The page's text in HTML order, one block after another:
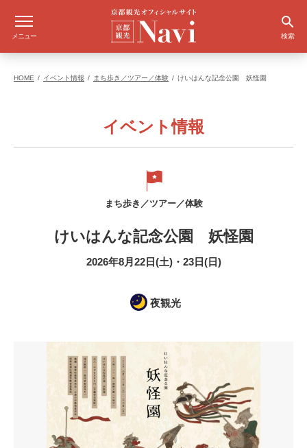
メニュー 検索
HOME イベント情報 まち歩き／ツアー／体験 けいはんな記念公園 妖怪園
イベント情報
まち歩き／ツアー／体験
けいはんな記念公園 妖怪園
2026年8月22日(土)・23日(日)
夜観光